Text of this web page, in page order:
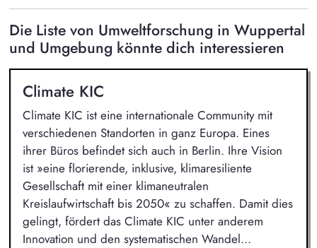
Die Liste von Umweltforschung in Wuppertal
und Umgebung könnte dich interessieren
Climate KIC
Climate KIC ist eine internationale Community mit
verschiedenen Standorten in ganz Europa. Eines
ihrer Büros befindet sich auch in Berlin. Ihre Vision
ist »eine florierende, inklusive, klimaresiliente
Gesellschaft mit einer klimaneutralen
Kreislaufwirtschaft bis 2050« zu schaffen. Damit dies
gelingt, fördert das Climate KIC unter anderem
Innovation und den systematischen Wandel...